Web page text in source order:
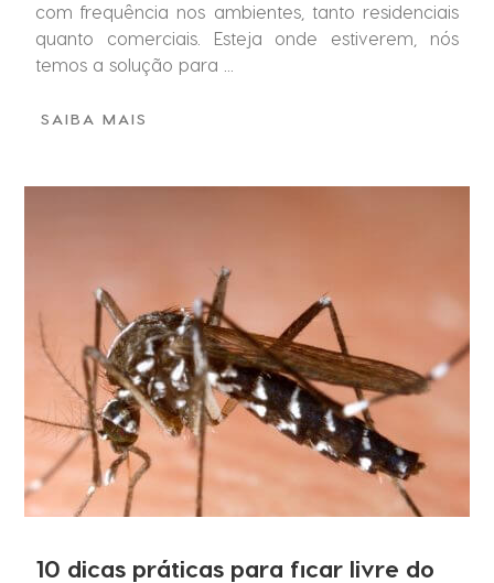
com frequência nos ambientes, tanto residenciais
quanto comerciais. Esteja onde estiverem, nós
temos a solução para ...
SAIBA MAIS
10 dicas práticas para ficar livre do